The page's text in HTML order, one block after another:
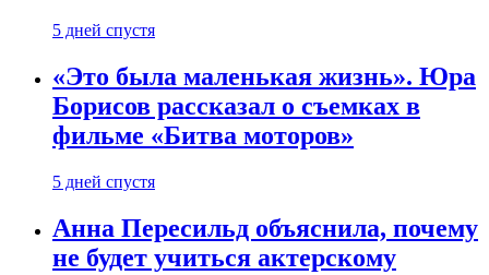
5 дней спустя
«Это была маленькая жизнь». Юра
Борисов рассказал о съемках в
фильме «Битва моторов»
5 дней спустя
Анна Пересильд объяснила, почему
не будет учиться актерскому